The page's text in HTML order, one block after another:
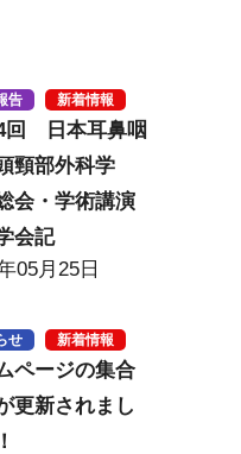
告 新着情報
回 日本耳鼻咽
頸部外科学
・学術講演
会記
05月25日
せ 新着情報
ページの集合
更新されまし